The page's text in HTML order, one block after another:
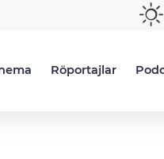
Röportajlar